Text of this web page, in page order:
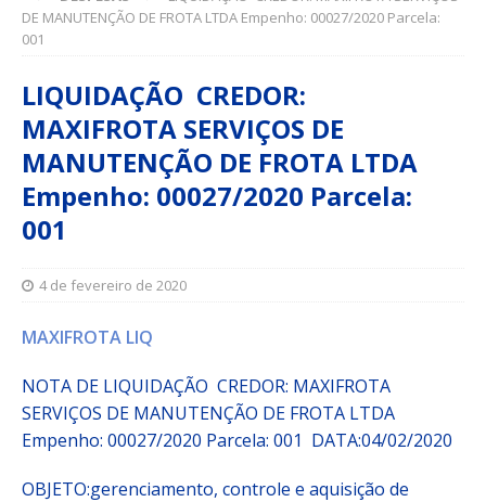
DE MANUTENÇÃO DE FROTA LTDA Empenho: 00027/2020 Parcela:
001
LIQUIDAÇÃO CREDOR:
MAXIFROTA SERVIÇOS DE
MANUTENÇÃO DE FROTA LTDA
Empenho: 00027/2020 Parcela:
001
4 de fevereiro de 2020
MAXIFROTA LIQ
NOTA DE LIQUIDAÇÃO CREDOR: MAXIFROTA
SERVIÇOS DE MANUTENÇÃO DE FROTA LTDA
Empenho: 00027/2020 Parcela: 001 DATA:04/02/2020
OBJETO:gerenciamento, controle e aquisição de